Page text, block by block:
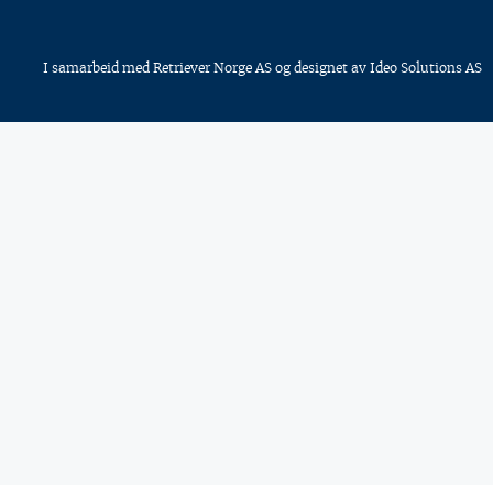
I samarbeid med Retriever Norge AS og designet av Ideo Solutions AS